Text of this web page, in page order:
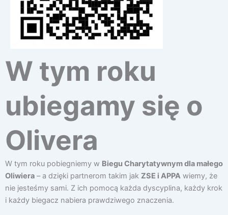
W tym roku
ubiegamy się o
Olivera
W tym roku pobiegniemy w Biegu Charytatywnym dla małego
Oliwiera – a dzięki partnerom takim jak ZSE i APPA wiemy, że
nie jesteśmy sami. Z ich pomocą każda dyscyplina, każdy krok
i każdy biegacz nabiera prawdziwego znaczenia.